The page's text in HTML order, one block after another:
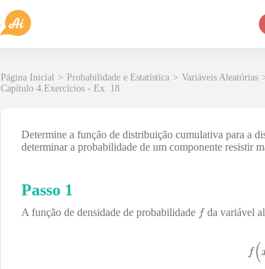
Página Inicial > Probabilidade e Estatística > Variáveis Aleatórias
Capítulo 4.Exercícios - Ex. 18
Determine a função de distribuição cumulativa para a
determinar a probabilidade de um componente resistir
Passo 1
A função de densidade de probabilidade da variável